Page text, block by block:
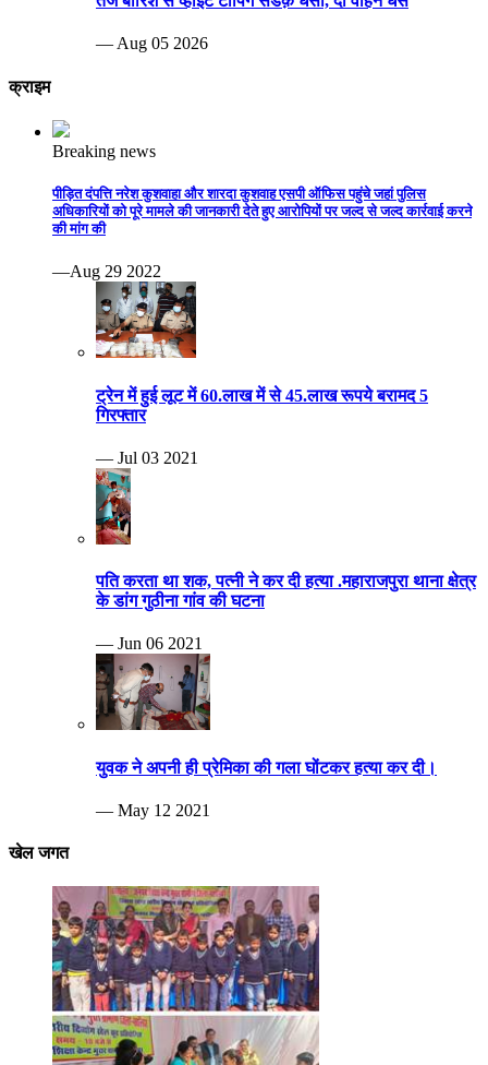
— Aug 05 2026
क्राइम
Breaking news
पीड़ित दंपत्ति नरेश कुशवाहा और शारदा कुशवाह एसपी ऑफिस पहुंचे जहां पुलिस
अधिकारियों को पूरे मामले की जानकारी देते हुए आरोपियों पर जल्द से जल्द कार्रवाई करने
की मांग की
—Aug 29 2022
ट्रेन में हुई लूट में 60.लाख में से 45.लाख रूपये बरामद 5
गिरफ्तार
— Jul 03 2021
पति करता था शक, पत्नी ने कर दी हत्या .महाराजपुरा थाना क्षेत्र
के डांग गुठीना गांव की घटना
— Jun 06 2021
युवक ने अपनी ही प्रेमिका की गला घोंटकर हत्या कर दी।
— May 12 2021
खेल जगत